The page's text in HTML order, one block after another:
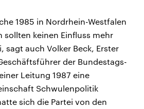
1985 in Nordrhein-Westfalen
sollten keinen Einfluss mehr
sagt auch Volker Beck, Erster
der Bundestags-
Leitung 1987 eine
Schwulenpolitik
sich die Partei von den